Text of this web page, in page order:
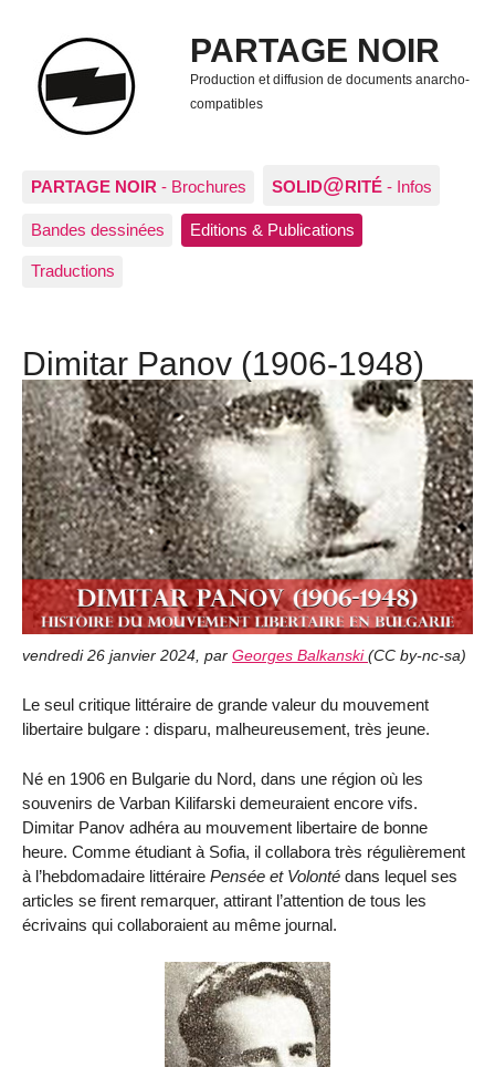
PARTAGE NOIR
Production et diffusion de documents anarcho-
compatibles
PARTAGE NOIR - Brochures SOLID@RITÉ - Infos
Bandes dessinées Editions & Publications
Traductions
Dimitar Panov (1906-1948)
vendredi 26 janvier 2024, par Georges Balkanski (CC by-nc-sa)
Le seul critique littéraire de grande valeur du mouvement
libertaire bulgare : disparu, malheureusement, très jeune.
Né en 1906 en Bulgarie du Nord, dans une région où les
souvenirs de Varban Kilifarski demeuraient encore vifs.
Dimitar Panov adhéra au mouvement libertaire de bonne
heure. Comme étudiant à Sofia, il collabora très régulièrement
à l’hebdomadaire littéraire Pensée et Volonté dans lequel ses
articles se firent remarquer, attirant l’attention de tous les
écrivains qui collaboraient au même journal.